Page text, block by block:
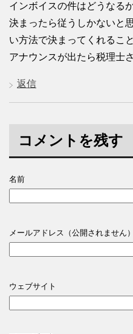
インボイスの件はどうなる
決まったら従うしかないと
い方法で決まってくれるこ
アナウンスが出たら税理士
返信
コメントを残す
名前
メールアドレス（公開されません）
ウェブサイト